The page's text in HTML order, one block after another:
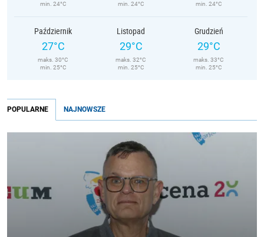
min. 24°C
min. 24°C
min. 24°C
Październik
27°C
maks. 30°C
min. 25°C
Listopad
29°C
maks. 32°C
min. 25°C
Grudzień
29°C
maks. 33°C
min. 25°C
POPULARNE NAJNOWSZE